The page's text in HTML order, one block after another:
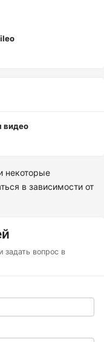
видео
некоторые
в зависимости от
задать вопрос в